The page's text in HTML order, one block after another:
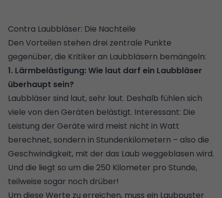
Contra Laubbläser: Die Nachteile
Den Vorteilen stehen drei zentrale Punkte
gegenüber, die Kritiker an Laubbläsern bemängeln:
1. Lärmbelästigung: Wie laut darf ein Laubbläser
überhaupt sein?
Laubbläser sind laut, sehr laut. Deshalb fühlen sich
viele von den Geräten belästigt. Interessant: Die
Leistung der Geräte wird meist nicht in Watt
berechnet, sondern in Stundenkilometern – also die
Geschwindigkeit, mit der das Laub weggeblasen wird.
Und die liegt so um die 250 Kilometer pro Stunde,
teilweise sogar noch drüber!
Um diese Werte zu erreichen, muss ein Laubpuster